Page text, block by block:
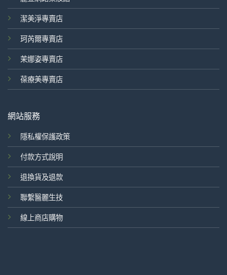
潔美淨專賣店
珂芮爾專賣店
茉娜姿專賣店
葆療美專賣店
網站服務
隱私權保護政策
付款方式說明
退換貨及退款
聯繫醫麗生技
線上商店購物